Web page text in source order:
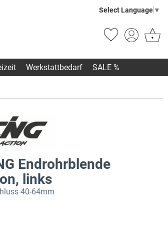
Select Language ▼
Werkstattbedarf SALE %
Endrohrblende
links
40-64mm